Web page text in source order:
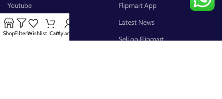
Youtube
Pinterest
FB Group
Flipmart App
Latest News
Sell on Flipmart
ShopFiltersWishlist CartMy account